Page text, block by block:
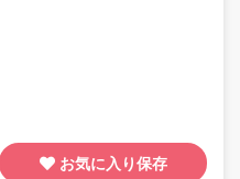
お気に入り保存